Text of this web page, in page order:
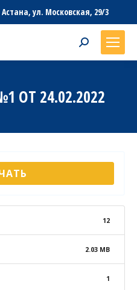
Астана, ул. Московская, 29/3
Search:
ОТ 24.02.2022
12
2.03 MB
1